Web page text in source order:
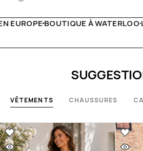
LIVRAISON GRATUITE À
VÊTEMENTS CHAUSSURES